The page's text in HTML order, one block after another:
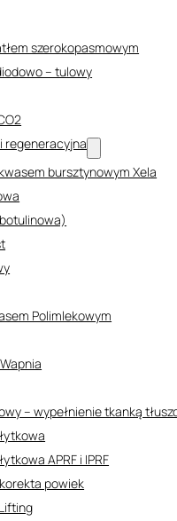
szerokopasmowym
– tulowy
regeneracyjna
bursztynowym Xela
Polimlekowym
– wypełnienie tkanką
APRF i IPRF
powiek